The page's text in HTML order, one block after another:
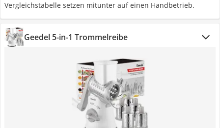
Vergleichstabelle setzen mitunter auf einen Handbetrieb.
Geedel 5-in-1 Trommelreibe